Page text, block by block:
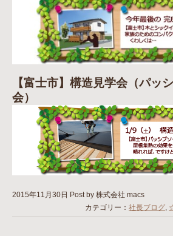
【富士市】構造見学会（パッ
会）
2015年11月30日 Post by 株式会社 macs
カテゴリー： 社長ブログ,